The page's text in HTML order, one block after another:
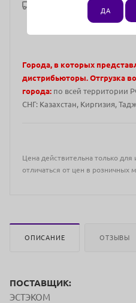
Рассчитать доставку
Города, в которых
дистрибьюторы. Отгрузка
города: по всей территории
СНГ: Казахстан, Киргизия,
Цена действительна только
отличаться от цен в розничных
ОПИСАНИЕ ОТЗЫВЫ
ПОСТАВЩИК:
ЭСТЭКОМ
ДА